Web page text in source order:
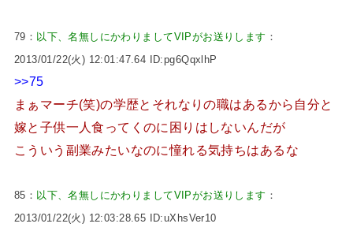
79： 以下、名無しにかわりましてVIPがお送りします ：
2013/01/22(火) 12:01:47.64 ID:pg6QqxlhP
>>75
まぁマーチ(笑)の学歴とそれなりの職はあるから自分と
嫁と子供一人食ってくのに困りはしないんだが
こういう副業みたいなのに憧れる気持ちはあるな
85： 以下、名無しにかわりましてVIPがお送りします ：
2013/01/22(火) 12:03:28.65 ID:uXhsVer10